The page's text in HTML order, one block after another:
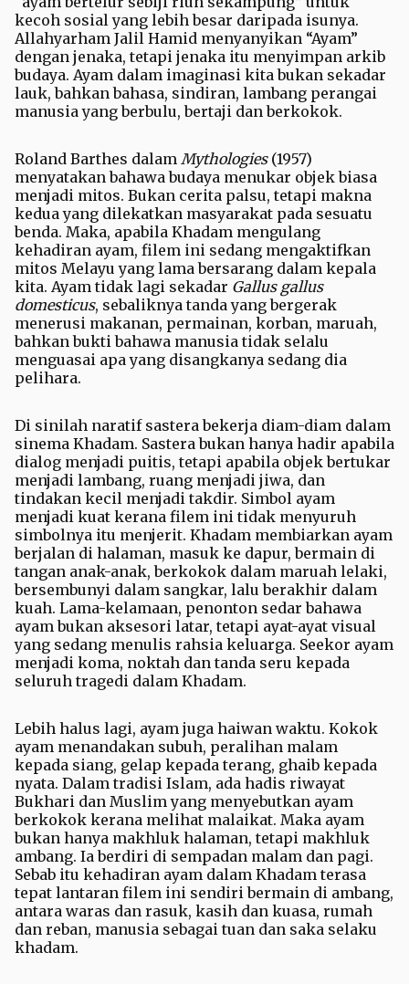
kecoh sosial yang lebih besar daripada isunya.
Allahyarham Jalil Hamid menyanyikan “Ayam”
dengan jenaka, tetapi jenaka itu menyimpan arkib
budaya. Ayam dalam imaginasi kita bukan sekadar
lauk, bahkan bahasa, sindiran, lambang perangai
manusia yang berbulu, bertaji dan berkokok.
Roland Barthes dalam Mythologies(1957)
menyatakan bahawa budaya menukar objek biasa
menjadi mitos. Bukan cerita palsu, tetapi makna
kedua yang dilekatkan masyarakat pada sesuatu
benda. Maka, apabila Khadam mengulang
kehadiran ayam, filem ini sedang mengaktifkan
mitos Melayu yang lama bersarang dalam kepala
kita. Ayam tidak lagi sekadar Gallus gallus
domesticus, sebaliknya tanda yang bergerak
menerusi makanan, permainan, korban, maruah,
bahkan bukti bahawa manusia tidak selalu
menguasai apa yang disangkanya sedang dia
pelihara.
Di sinilah naratif sastera bekerja diam-diam dalam
sinema Khadam. Sastera bukan hanya hadir apabila
dialog menjadi puitis, tetapi apabila objek bertukar
menjadi lambang, ruang menjadi jiwa, dan
tindakan kecil menjadi takdir. Simbol ayam
menjadi kuat kerana filem ini tidak menyuruh
simbolnya itu menjerit. Khadam membiarkan ayam
berjalan di halaman, masuk ke dapur, bermain di
tangan anak-anak, berkokok dalam maruah lelaki,
bersembunyi dalam sangkar, lalu berakhir dalam
kuah. Lama-kelamaan, penonton sedar bahawa
ayam bukan aksesori latar, tetapi ayat-ayat visual
yang sedang menulis rahsia keluarga. Seekor ayam
menjadi koma, noktah dan tanda seru kepada
seluruh tragedi dalam Khadam.
Lebih halus lagi, ayam juga haiwan waktu. Kokok
ayam menandakan subuh, peralihan malam
kepada siang, gelap kepada terang, ghaib kepada
nyata. Dalam tradisi Islam, ada hadis riwayat
Bukhari dan Muslim yang menyebutkan ayam
berkokok kerana melihat malaikat. Maka ayam
bukan hanya makhluk halaman, tetapi makhluk
ambang. Ia berdiri di sempadan malam dan pagi.
Sebab itu kehadiran ayam dalam Khadam terasa
tepat lantaran filem ini sendiri bermain di ambang,
antara waras dan rasuk, kasih dan kuasa, rumah
dan reban, manusia sebagai tuan dan saka selaku
khadam.